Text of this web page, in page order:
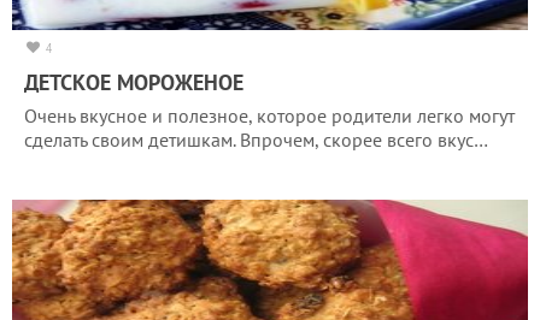
4
ДЕТСКОЕ МОРОЖЕНОЕ
Очень вкусное и полезное, которое родители легко могут
сделать своим детишкам. Впрочем, скорее всего вкус…